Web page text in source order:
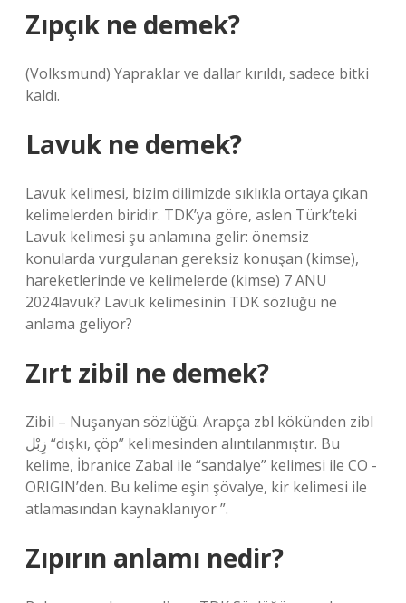
Zıpçık ne demek?
(Volksmund) Yapraklar ve dallar kırıldı, sadece bitki
kaldı.
Lavuk ne demek?
Lavuk kelimesi, bizim dilimizde sıklıkla ortaya çıkan
kelimelerden biridir. TDK’ya göre, aslen Türk’teki
Lavuk kelimesi şu anlamına gelir: önemsiz
konularda vurgulanan gereksiz konuşan (kimse),
hareketlerinde ve kelimelerde (kimse) 7 ANU
2024lavuk? Lavuk kelimesinin TDK sözlüğü ne
anlama geliyor?
Zırt zibil ne demek?
Zibil – Nuşanyan sözlüğü. Arapça zbl kökünden zibl
زِبْل “dışkı, çöp” kelimesinden alıntılanmıştır. Bu
kelime, İbranice Zabal ile “sandalye” kelimesi ile CO -
ORIGIN’den. Bu kelime eşin şövalye, kir kelimesi ile
atlamasından kaynaklanıyor ”.
Zıpırın anlamı nedir?